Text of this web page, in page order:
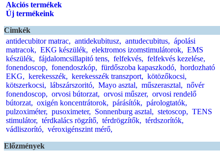
Akciós termékek
Új termékeink
Cimkék
antidecubitor matrac, antidekubitusz, antudecubitus, ápolási
matracok, EKG készülék, elektromos izomstimulátorok, EMS
készülék, fájdalomcsillapitó tens, felfekvés, felfekvés kezelése,
fonendoscop, fonendoszkóp, fürdőszoba kapaszkodó, hordozható
EKG, kerekesszék, kerekesszék transzport, kötözőkocsi,
kötszerkocsi, lábszárszoritó, Mayo asztal, műszerasztal, nővér
fonendoscop, orvosi bútorzat, orvosi műszer, orvosi rendelő
bútorzat, oxigén koncentrátorok, párásítók, párologtatók,
pulzoximéter, pusoximeter, Sonnenburg asztal, stetoscop, TENS
stimulátor, térdkalács rögzítő, térdrögzítők, térdszorítók,
vádliszorító, véroxigénszint mérő,
Előzmények